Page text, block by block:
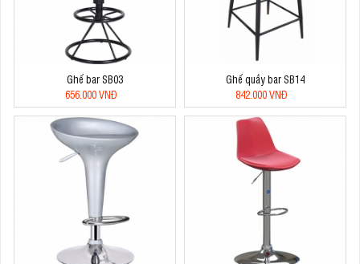
Ghế bar SB03
656.000 VNĐ
Ghế quầy bar SB14
842.000 VNĐ